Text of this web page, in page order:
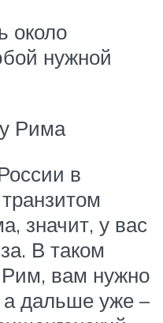
около
нужной
Рима
в
значит, у вас
В таком
Рим, вам нужно
а дальше уже –